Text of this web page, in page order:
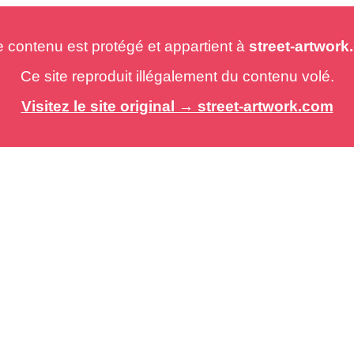
est protégé et appartient à street-
Ce site reproduit illégalement du contenu volé.
Visitez le site original → street-artwork.com